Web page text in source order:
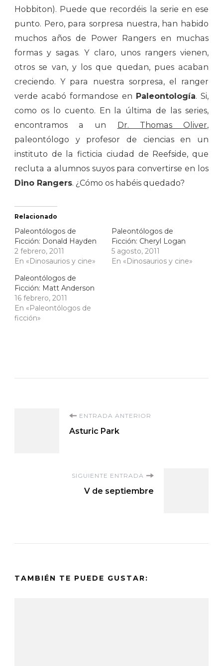
Hobbiton). Puede que recordéis la serie en ese
punto. Pero, para sorpresa nuestra, han habido
muchos años de Power Rangers en muchas
formas y sagas. Y claro, unos rangers vienen,
otros se van, y los que quedan, pues acaban
creciendo. Y para nuestra sorpresa, el ranger
verde acabó formandose en Paleontología. Si,
como os lo cuento. En la última de las series,
encontramos a un Dr. Thomas Oliver,
paleontólogo y profesor de ciencias en un
instituto de la ficticia ciudad de Reefside, que
recluta a alumnos suyos para convertirse en los
Dino Rangers. ¿Cómo os habéis quedado?
Relacionado
Paleontólogos de
Ficción: Donald Hayden
2 febrero, 2011
En «Dinosaurios y cine»
Paleontólogos de
Ficción: Cheryl Logan
5 agosto, 2011
En «Dinosaurios y cine»
Paleontólogos de
Ficción: Matt Anderson
16 febrero, 2011
En «Paleontólogos de
ficción»
Navegación
entradas
ENTRADA ANTERIOR
Asturic Park
SIGUIENTE ENTRADA
V de septiembre
TAMBIÉN TE PUEDE GUSTAR: